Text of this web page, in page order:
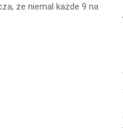
że niemal każde 9 na